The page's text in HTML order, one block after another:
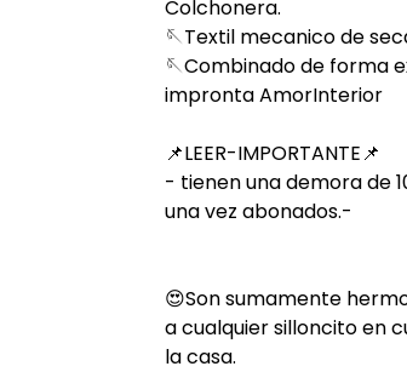
Colchonera.
🪡Textil mecanico de
🪡Combinado de forma
impronta AmorInterior
📌LEER-IMPORTANTE📌
- tienen una demora de
una vez abonados.-
😍Son sumamente
a cualquier silloncito en
la casa.